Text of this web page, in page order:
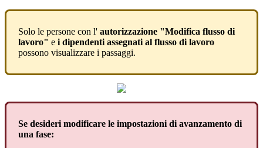
Solo le persone con l' autorizzazione "Modifica flusso di
lavoro" e i dipendenti assegnati al flusso di lavoro
possono visualizzare i passaggi.
Se desideri modificare le impostazioni di avanzamento di
una fase: